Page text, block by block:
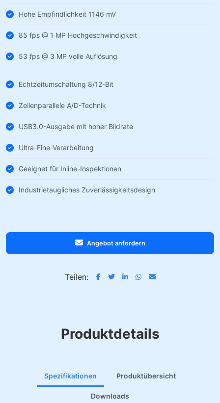
Hohe Empfindlichkeit 1146 mV
85 fps @ 1 MP Hochgeschwindigkeit
53 fps @ 3 MP volle Auflösung
Echtzeitumschaltung 8/12-Bit
Zeilenparallele A/D-Technik
USB3.0-Ausgabe mit hoher Bildrate
Ultra-Fine-Verarbeitung
Geeignet für Inline-Inspektionen
Industrietaugliches Zuverlässigkeitsdesign
Angebot anfordern
Teilen:
Produktdetails
Spezifikationen Produktübersicht
Downloads